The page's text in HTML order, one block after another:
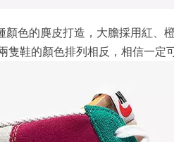
顏色的麂皮打造，大膽採用紅、
隻鞋的顏色排列相反，相信一定